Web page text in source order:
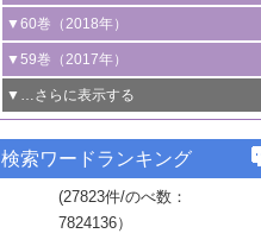
る非貴金属触媒の研究動向
5号 ゼオライトの合成と応用における研
究動向
6号 ヘテロ接合界面
B号 第135回触媒討論会（2025年）
線を利用した触媒解析技術の最先端
5号 単原子触媒
6号 参照触媒委員会からのお知らせ
B号 第133回触媒討論会（2023年）
4号 格子酸素・格子酸素欠陥を利用した
触媒反応
5号 生体触媒によるエネルギー変換反応
6号 窒素とリンの循環のための触媒・機
能性材料
3号 CO の排出削減および有効活用のた
めの触媒技術
4号 若手による情報発信企画～とびたて
若き触媒の研究者たち～（1）
若き触媒の研究者たち～（2）
6号 石油のノーブル・ユースを志向した
触媒技術
3号 特殊反応場を利用した触媒的分子変
換反応
4号 多孔質材料を用いた触媒の新展開
5号 情報学的手法を用いた触媒開発
6号 カーボンニュートラルに向けた電解
技術
B号 第127回触媒討論会（2021年・オン
ライン開催(Zoom)のみ）
タリゼーション
2号 機能化学品製造に資するクリーンな
触媒的酸化反応
3号 水処理のための触媒化学
4号 光触媒を用いた水分解の最新の研究
動向
5号 次世代の触媒プロセスを支えるマイ
1号 物質移動制御に着目した触媒プロセ
ス開発
2号 CO2 フリー水素サプライチェーンに
関わる触媒開発動向
3号 精密高分子合成に関する最近の研究
動向
4号 バイオマス化成品製造のための触媒
▼60巻（2018年）
1号 固体酸触媒の最新の研究動向
2号 二酸化炭素からの有用化学品合成
3号 ナノ粒子・クラスター触媒の最前線
4号 60周年記念企画
5号 進化するゼオライト合成技術
6号 非貴金属系触媒における電気化学的
▼59巻（2017年）
1号 いたるところに，触媒
最先端技術
3号 無機分離膜材料の開発と触媒反応プ
ロセスへの適用
▼…さらに表示する
1号 ユニークな構造の高分子を生み出す触
2号 リグニンからの化成品製造に向けた触
▼57巻（2015年）
1号 水素キャリアにかかわる触媒技術の新
▼56巻（2014年）
検索ワードランキング
(27823件/のべ数：
7824136）